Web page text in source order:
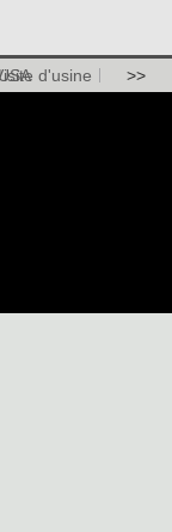
d'usine >>